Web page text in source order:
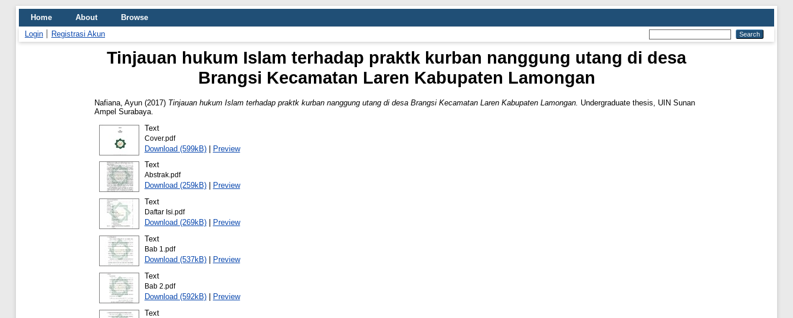
Home About
Browse
Login
Registrasi Akun
Tinjauan hukum Islam terhadap praktk kurban nanggung utang di desa
Brangsi Kecamatan Laren Kabupaten Lamongan
Nafiana, Ayun (2017) Tinjauan hukum Islam terhadap praktk kurban nanggung utang di desa Brangsi Kecamatan Laren Kabupaten Lamongan. Undergraduate thesis, UIN Sunan
Ampel Surabaya.
Text
Cover.pdf
Download (599kB)| Preview
Text
Abstrak.pdf
Download (259kB)|
Preview
Text
Daftar Isi.pdf
Download (269kB)|
Preview
Text
Bab 1.pdf
Download (537kB)|
Preview
Text
Bab 2.pdf
Download (592kB)|
Preview
Text